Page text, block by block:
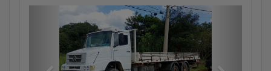
Anterior